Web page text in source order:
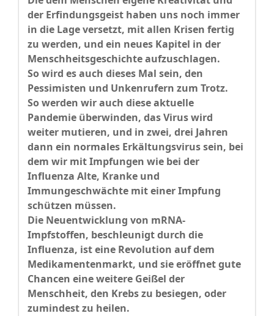
der Erfindungsgeist haben uns noch immer
in die Lage versetzt, mit allen Krisen fertig
zu werden, und ein neues Kapitel in der
Menschheitsgeschichte aufzuschlagen.
So wird es auch dieses Mal sein, den
Pessimisten und Unkenrufern zum Trotz.
So werden wir auch diese aktuelle
Pandemie überwinden, das Virus wird
weiter mutieren, und in zwei, drei Jahren
dann ein normales Erkältungsvirus sein, bei
dem wir mit Impfungen wie bei der
Influenza Alte, Kranke und
Immungeschwächte mit einer Impfung
schützen müssen.
Die Neuentwicklung von mRNA-
Impfstoffen, beschleunigt durch die
Influenza, ist eine Revolution auf dem
Medikamentenmarkt, und sie eröffnet gute
Chancen eine weitere Geißel der
Menschheit, den Krebs zu besiegen, oder
zumindest zu heilen.